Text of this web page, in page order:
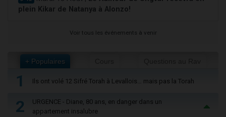
plein Kikar de Natanya à Alonzo!
Voir tous les événements à venir
+ Populaires
1 Ils ont volé 12 Sifré Torah à Levallois… mais pas la Torah
2
URGENCE - Diane, 80 ans, en danger dans un
appartement insalubre